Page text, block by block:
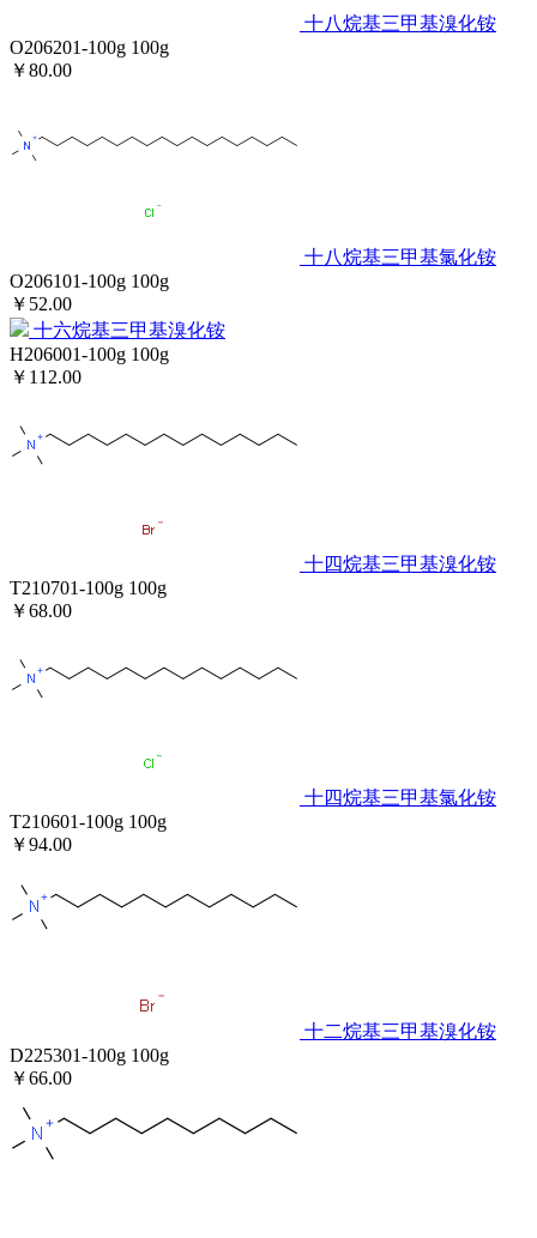
十八烷基三甲基溴化铵
O206201-100g 100g
￥80.00
十八烷基三甲基氯化铵
O206101-100g 100g
￥52.00
十六烷基三甲基溴化铵
H206001-100g 100g
￥112.00
十四烷基三甲基溴化铵
T210701-100g 100g
￥68.00
十四烷基三甲基氯化铵
T210601-100g 100g
￥94.00
十二烷基三甲基溴化铵
D225301-100g 100g
￥66.00